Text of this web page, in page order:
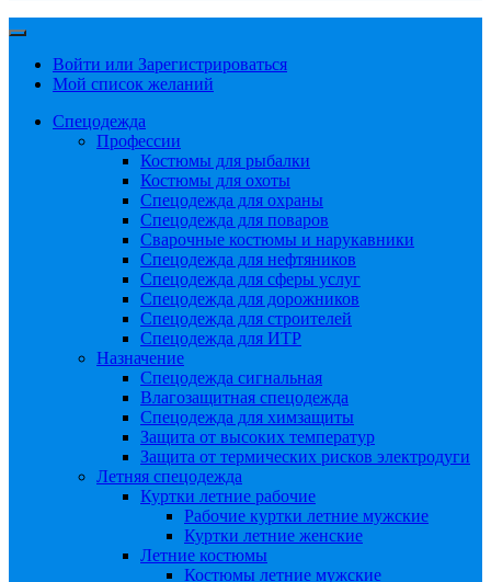
Войти или Зарегистрироваться
Мой список желаний
Спецодежда
Профессии
Костюмы для рыбалки
Костюмы для охоты
Спецодежда для охраны
Спецодежда для поваров
Сварочные костюмы и нарукавники
Спецодежда для нефтяников
Спецодежда для сферы услуг
Спецодежда для дорожников
Спецодежда для строителей
Спецодежда для ИТР
Назначение
Спецодежда сигнальная
Влагозащитная спецодежда
Спецодежда для химзащиты
Защита от высоких температур
Защита от термических рисков электродуги
Летняя спецодежда
Куртки летние рабочие
Рабочие куртки летние мужские
Куртки летние женские
Летние костюмы
Костюмы летние мужские